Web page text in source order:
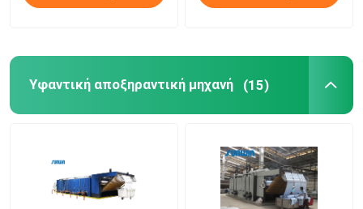
Υφαντική αποξηραντική μηχανή (15)